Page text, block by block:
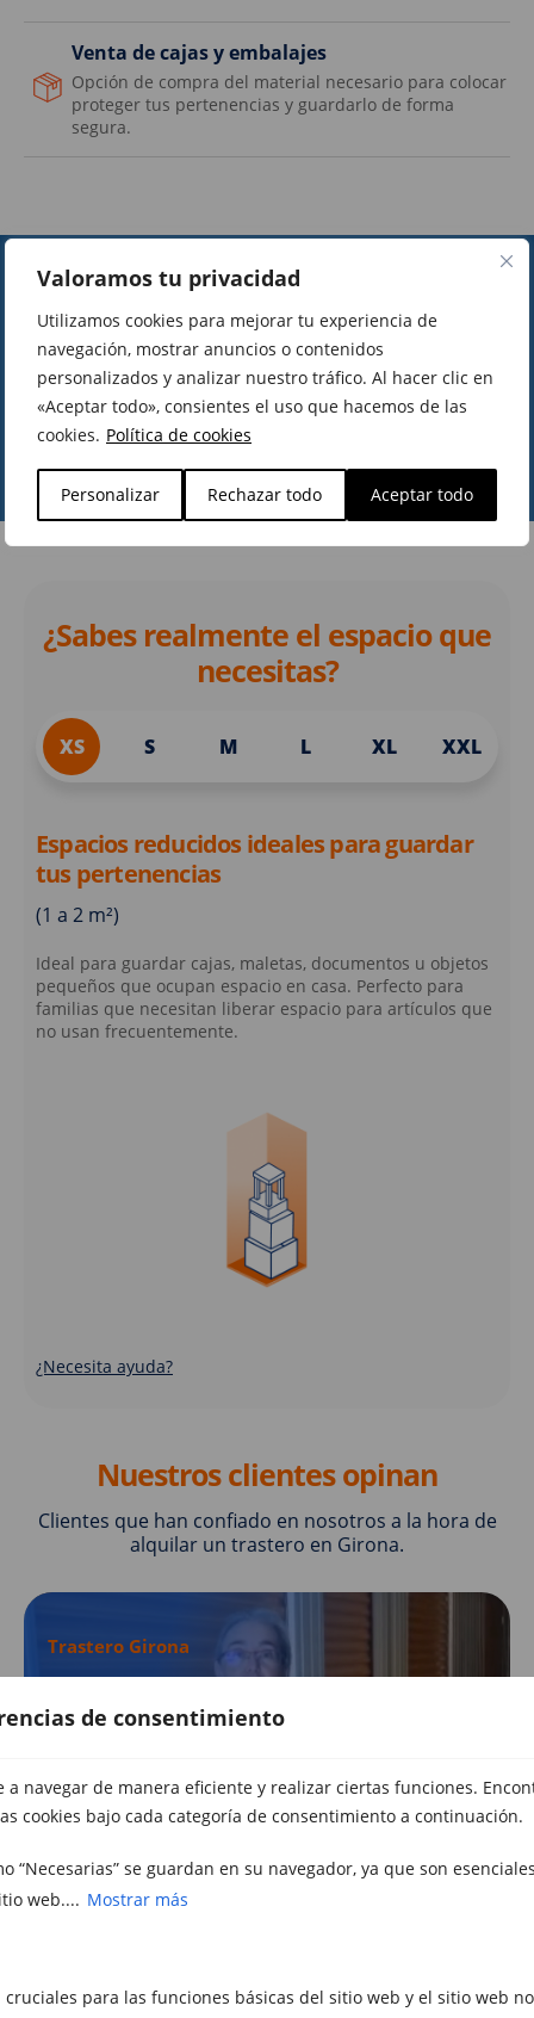
Valoramos tu privacidad
Utilizamos cookies para mejorar tu experiencia de
navegación, mostrar anuncios o contenidos
personalizados y analizar nuestro tráfico. Al hacer clic en
«Aceptar todo», consientes el uso que hacemos de las
cookies. Política de cookies
Personalizar Rechazar todo Aceptar todo
de consentimiento
a navegar de manera eficiente y realizar ciertas funciones.
cookies bajo cada categoría de consentimiento a continuación.
“Necesarias” se guardan en su navegador, ya que son
web.... Mostrar más
cruciales para las funciones básicas del sitio web y el sitio web
Venta de cajas y embalajes
Opción de compra del material necesario para colocar
proteger tus pertenencias y guardarlo de forma
segura.
clientes confían
¿Sabes realmente el espacio que
necesitas?
XS S M L XL XXL
Espacios reducidos ideales para guardar
tus pertenencias
(1 a 2 m²)
Ideal para guardar cajas, maletas, documentos u objetos
pequeños que ocupan espacio en casa. Perfecto para
familias que necesitan liberar espacio para artículos que
no usan frecuentemente.
¿Necesita ayuda?
Nuestros clientes opinan
Clientes que han confiado en nosotros a la hora de
alquilar un trastero en Girona.
Trastero Girona
Ver vídeo
Marc